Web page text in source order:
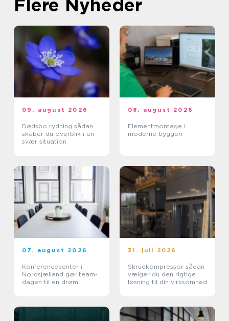
Flere Nyheder
09. august 2026
Dødsbo rydning sådan
skaber du overblik i en
svær situation
08. august 2026
Elementmontage i
moderne byggeri
07. august 2026
Konferencecenter i
Nordsjælland gør team-
dagen til en drøm
31. juli 2026
Skruekompressor sådan
vælger du den rigtige
løsning til din virksomhed